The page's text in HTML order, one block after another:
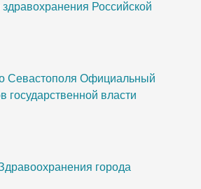
Российской
Севастополя Официальный
государственной власти
города